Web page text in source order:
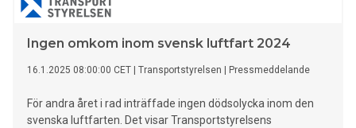
Ingen omkom inom svensk luftfart 2024
16.1.2025 08:00:00 CET Transportstyrelsen Pressmeddelande
För andra året i rad inträffade ingen dödsolycka inom den
svenska luftfarten. Det visar Transportstyrelsens